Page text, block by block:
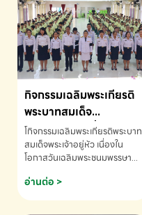
กิจกรรมเฉลิมพระเกียรติ
พระบาทสมเด็จ
พระเจ้าอยู่หัว เนื่องใน
โอกาสวันเฉลิม
พระชนมพรรษา
โกิจกรรมเฉลิมพระเกียรติพระบาท
สมเด็จพระเจ้าอยู่หัว เนื่องใน
โอกาสวันเฉลิมพระชนมพรรษา
ข้อมูลเพิ่มเติม โทร. 075-691910
อ่านต่อ >